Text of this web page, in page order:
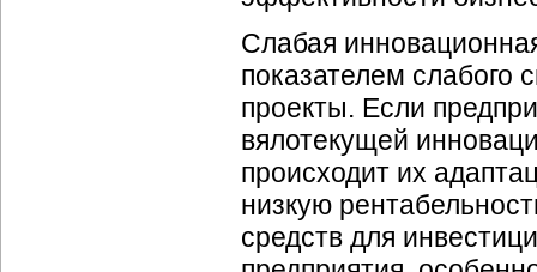
Слабая
показателем
проекты. Если
вялотекущей
происходит их
низкую
средств для